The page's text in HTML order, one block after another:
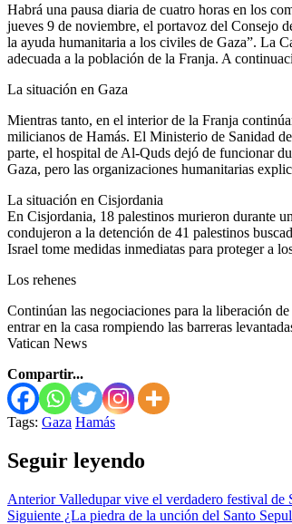
Habrá una pausa diaria de cuatro horas en los
jueves 9 de noviembre, el portavoz del Consejo
la ayuda humanitaria a los civiles de Gaza”. La
adecuada a la población de la Franja. A
La situación en Gaza
Mientras tanto, en el interior de la Franja
milicianos de Hamás. El Ministerio de Sanidad
parte, el hospital de Al-Quds dejó de funcionar
Gaza, pero las organizaciones humanitarias
La situación en Cisjordania
En Cisjordania, 18 palestinos murieron durante
condujeron a la detención de 41 palestinos
Israel tome medidas inmediatas para proteger a
Los rehenes
Continúan las negociaciones para la liberación
entrar en la casa rompiendo las barreras
Vatican News
Compartir...
Tags: Gaza Hamás
Seguir leyendo
AnteriorValledupar vive el verdadero festival de
Siguiente ¿La piedra de la unción del Santo